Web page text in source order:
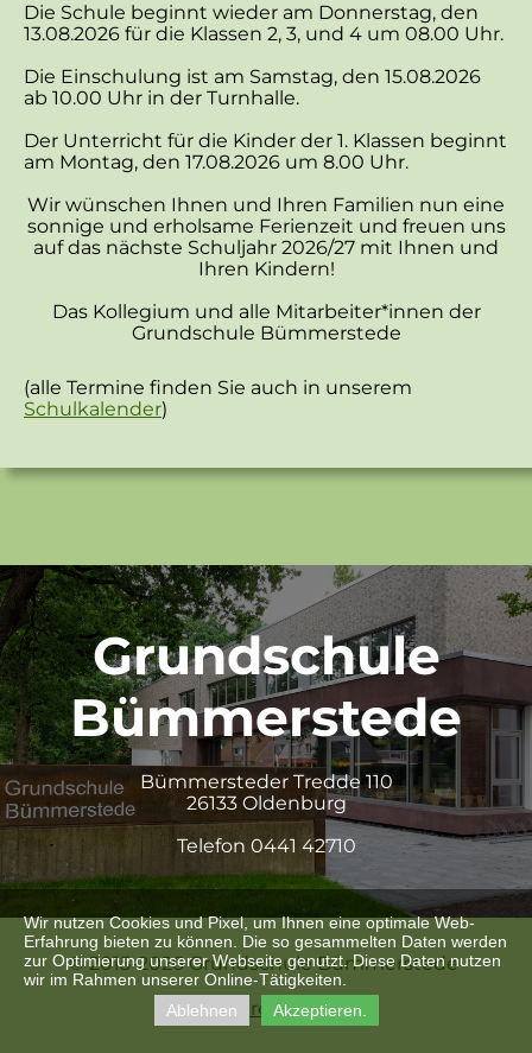
Die Schule beginnt wieder am Donnerstag, den
13.08.2026 für die Klassen 2, 3, und 4 um 08.00 Uhr.
Die Einschulung ist am Samstag, den 15.08.2026
ab 10.00 Uhr in der Turnhalle.
Der Unterricht für die Kinder der 1. Klassen beginnt
am Montag, den 17.08.2026 um 8.00 Uhr.
Wir wünschen Ihnen und Ihren Familien nun eine
sonnige und erholsame Ferienzeit und freuen uns
auf das nächste Schuljahr 2026/27 mit Ihnen und
Ihren Kindern!
Das Kollegium und alle Mitarbeiter*innen der
Grundschule Bümmerstede
(alle Termine finden Sie auch in unserem
Schulkalender)
Grundschule
Bümmerstede
Bümmersteder Tredde 110
26133 Oldenburg
Telefon 0441 42710
© 2015-2026 Grundschule Bümmerstede
Impressum
Wir nutzen Cookies und Pixel, um Ihnen eine optimale Web-
Erfahrung bieten zu können. Die so gesammelten Daten werden
zur Optimierung unserer Webseite genutzt. Diese Daten nutzen
wir im Rahmen unserer Online-Tätigkeiten.
Ablehnen
Akzeptieren.